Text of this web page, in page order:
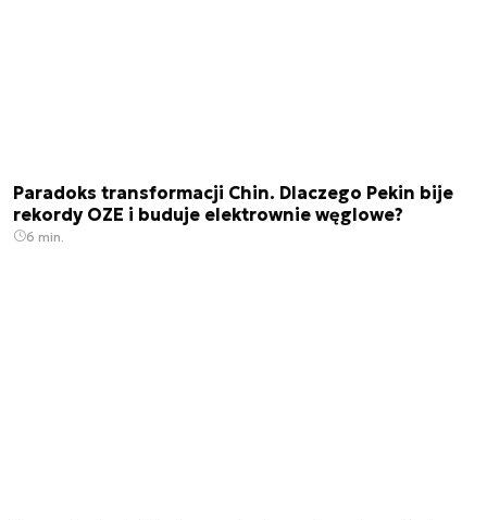
Paradoks transformacji Chin. Dlaczego Pekin bije
rekordy OZE i buduje elektrownie węglowe?
6 min.